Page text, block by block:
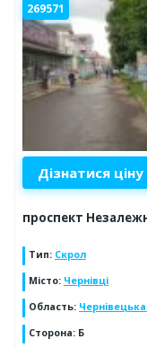
269571
Дізнатися ціну
проспект
Тип: Скрол
Місто: Чернівці
Область:
Сторона: Б